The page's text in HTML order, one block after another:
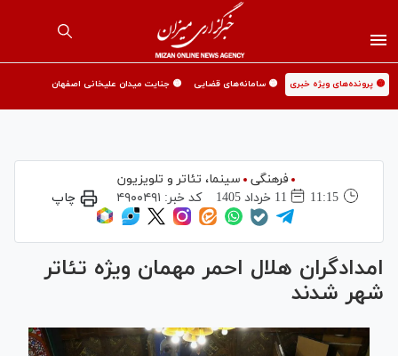
🟡 پرونده‌های ویژه خبری 🟡 سامانه‌های قضایی 🟡 جنایت میدان علیخانی اصفهان
فرهنگی
سینما،‌ تئاتر و تلویزیون
11:15
11 خرداد 1405 کد خبر: ۴۹۰۰۴۹۱ چاپ
امدادگران هلال احمر مهمان ویژه تئاتر
شهر شدند